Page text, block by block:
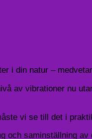
i din natur –
av vibrationer nu
vi se till det i
och saminställning